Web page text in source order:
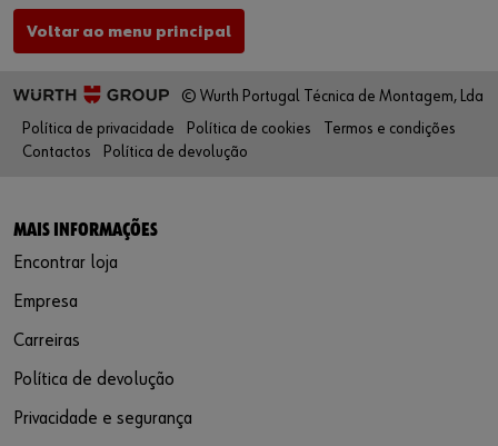
Voltar ao menu principal
© Wurth Portugal Técnica de Montagem, Lda
Política de privacidade
Política de cookies
Termos e condições
Contactos
Política de devolução
MAIS INFORMAÇÕES
Encontrar loja
Empresa
Carreiras
Política de devolução
Privacidade e segurança